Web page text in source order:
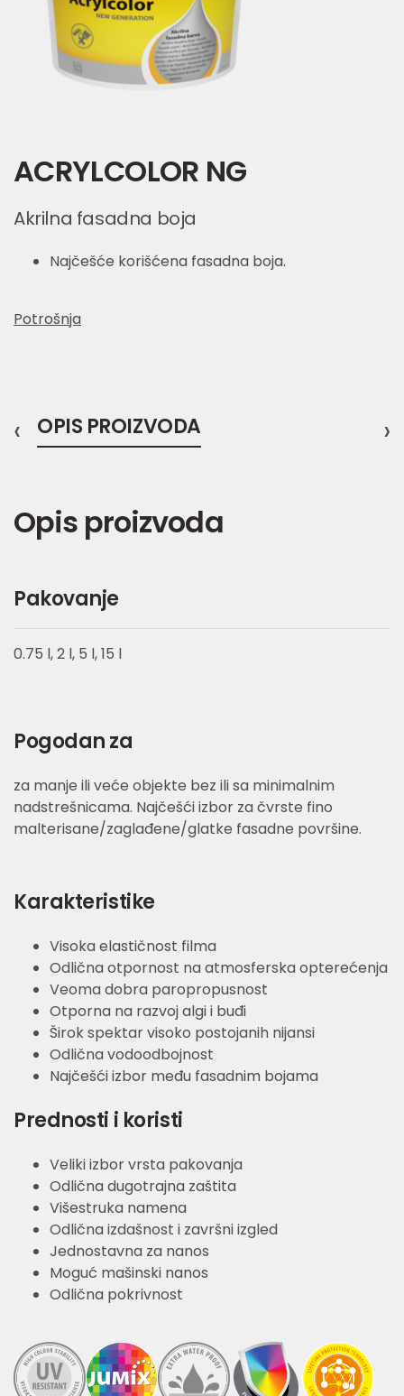
ACRYLCOLOR NG
Akrilna fasadna boja
Najčešće korišćena fasadna boja.
Potrošnja
OPIS PROIZVODA
‹ ›
Opis proizvoda
Pakovanje
0.75 l, 2 l, 5 l, 15 l
Pogodan za
za manje ili veće objekte bez ili sa minimalnim
nadstrešnicama. Najčešći izbor za čvrste fino
malterisane/zaglađene/glatke fasadne površine.
Karakteristike
Visoka elastičnost filma
Odlična otpornost na atmosferska opterećenja
Veoma dobra paropropusnost
Otporna na razvoj algi i buđi
Širok spektar visoko postojanih nijansi
Odlična vodoodbojnost
Najčešći izbor među fasadnim bojama
Prednosti i koristi
Veliki izbor vrsta pakovanja
Odlična dugotrajna zaštita
Višestruka namena
Odlična izdašnost i završni izgled
Jednostavna za nanos
Moguć mašinski nanos
Odlična pokrivnost